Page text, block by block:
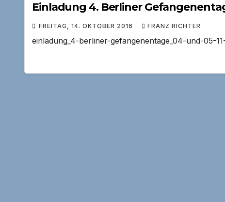
Einladung 4. Berliner
FREITAG, 14. OKTOBER 2016 FRANZ RICHTER
einladung_4-berliner-gefangenentage_04-und-05-